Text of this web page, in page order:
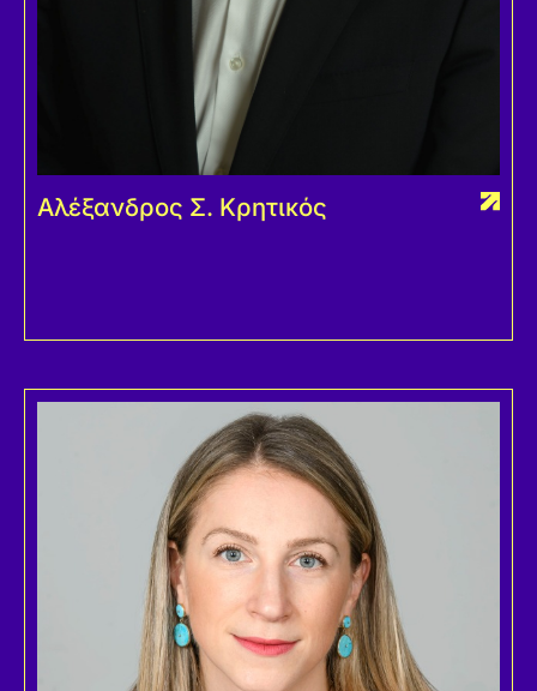
Αλέξανδρος Σ. Κρητικός